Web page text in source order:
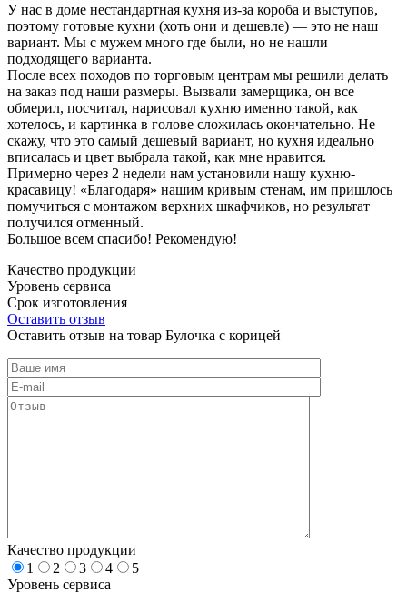
У нас в доме нестандартная кухня из-за короба и выступов,
поэтому готовые кухни (хоть они и дешевле) — это не наш
вариант. Мы с мужем много где были, но не нашли
подходящего варианта.
После всех походов по торговым центрам мы решили делать
на заказ под наши размеры. Вызвали замерщика, он все
обмерил, посчитал, нарисовал кухню именно такой, как
хотелось, и картинка в голове сложилась окончательно. Не
скажу, что это самый дешевый вариант, но кухня идеально
вписалась и цвет выбрала такой, как мне нравится.
Примерно через 2 недели нам установили нашу кухню-
красавицу! «Благодаря» нашим кривым стенам, им пришлось
помучиться с монтажом верхних шкафчиков, но результат
получился отменный.
Большое всем спасибо! Рекомендую!
Качество продукции
Уровень сервиса
Срок изготовления
Оставить отзыв
Оставить отзыв на товар Булочка с корицей
Качество продукции
1
2 3 4
5
Уровень сервиса